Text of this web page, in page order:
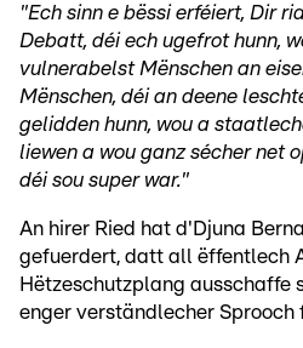
"Ech sinn e bëssi erféiert, Dir
Debatt, déi ech ugefrot hunn,
vulnerabelst Mënschen an
Mënschen, déi an deene
gelidden hunn, wou a
liewen a wou ganz sécher net
déi sou super war."
An hirer Ried hat d'Djuna
gefuerdert, datt all ëffentlech
Hëtzeschutzplang ausschaffe
enger verständlecher Sprooch